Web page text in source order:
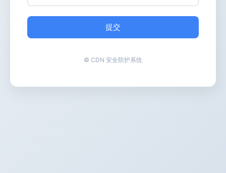
提交
© CDN 安全防护系统